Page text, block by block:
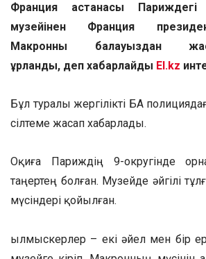
Франция астанасы Париждегі
музейінен Франция
Макронның балауыздан
ұрланды, деп хабарлайды El.kz
Бұл туралы жергілікті БАҚ
сілтеме жасап хабарлады.
Оқиға Париждің 9-округінде
таңертең болған. Музейде әйгілі
мүсіндері қойылған.
Қылмыскерлер – екі әйел мен бір